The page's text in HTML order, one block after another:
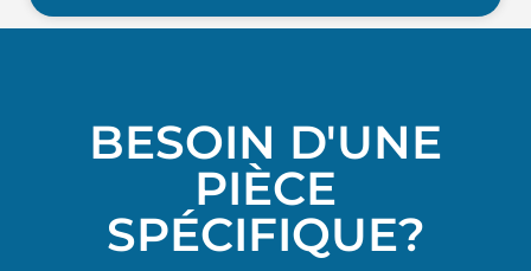
BESOIN D'UNE
PIÈCE
SPÉCIFIQUE?